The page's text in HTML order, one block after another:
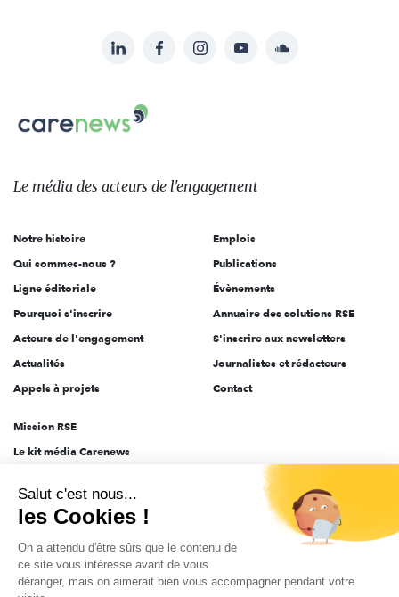
sur:
LinkedInFacebookInstagramYouTubeSoundcloud
Carenews,
Le
des
l'engagement
Le média des acteurs de l'engagement
Notre histoire
Qui sommes-nous ?
Ligne éditoriale
Pourquoi s'inscrire
Acteurs de l'engagement
Actualités
Appels à projets
Emplois
Publications
Évènements
Annuaire des solutions RSE
S'inscrire aux newsletters
Journalistes et rédacteurs
Contact
Mission RSE
Le kit média Carenews
AEF info
Novethic
PRODURABLE
Inclusiv Day
Salut c'est nous...
les Cookies !
On a attendu d'être sûrs que le contenu de
ce site vous intéresse avant de vous
déranger, mais on aimerait bien vous accompagner pendant votre